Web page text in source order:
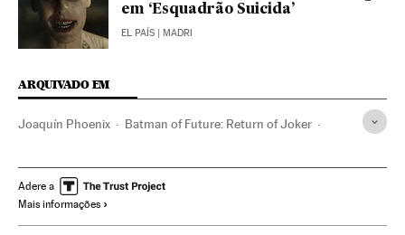
em ‘Esquadrão Suicida’
EL PAÍS | MADRI
ARQUIVADO EM
Joaquín Phoenix Batman of Future: Return of Joker
Indústria Cinematográfica
Adere a
Mais informações